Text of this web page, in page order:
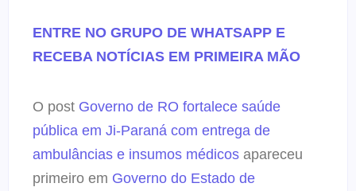
ENTRE NO GRUPO DE WHATSAPP E
RECEBA NOTÍCIAS EM PRIMEIRA MÃO
O post Governo de RO fortalece saúde
pública em Ji-Paraná com entrega de
ambulâncias e insumos médicos apareceu
primeiro em Governo do Estado de